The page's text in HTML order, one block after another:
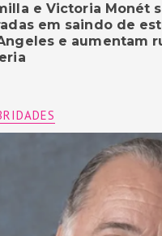
e Victoria Monét
em saindo de
e aumentam